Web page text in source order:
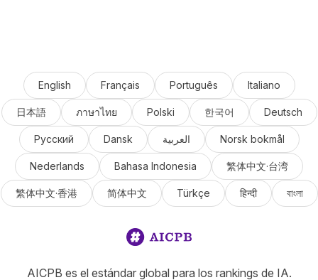
English Français Português Italiano
日本語 ภาษาไทย Polski 한국어 Deutsch
Русский Dansk العربية Norsk bokmål
Nederlands Bahasa Indonesia 繁体中文·台湾
繁体中文·香港 简体中文 Türkçe हिन्दी বাংলা
AICPB es el estándar global para los rankings de IA.